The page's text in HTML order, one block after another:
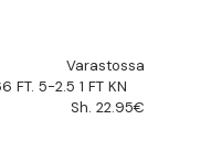
Varastossa
FT. 5-2.5 1 FT KN
Sh. 22.95€